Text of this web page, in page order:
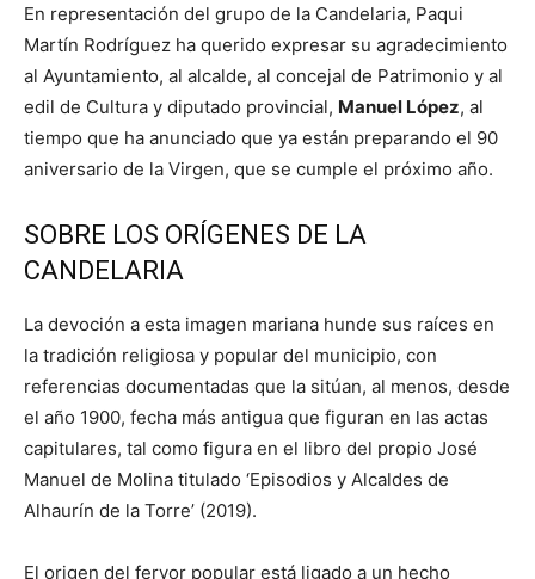
En representación del grupo de la Candelaria, Paqui
Martín Rodríguez ha querido expresar su agradecimiento
al Ayuntamiento, al alcalde, al concejal de Patrimonio y al
edil de Cultura y diputado provincial, Manuel López, al
tiempo que ha anunciado que ya están preparando el 90
aniversario de la Virgen, que se cumple el próximo año.
SOBRE LOS ORÍGENES DE LA
CANDELARIA
La devoción a esta imagen mariana hunde sus raíces en
la tradición religiosa y popular del municipio, con
referencias documentadas que la sitúan, al menos, desde
el año 1900, fecha más antigua que figuran en las actas
capitulares, tal como figura en el libro del propio José
Manuel de Molina titulado ‘Episodios y Alcaldes de
Alhaurín de la Torre’ (2019).
El origen del fervor popular está ligado a un hecho